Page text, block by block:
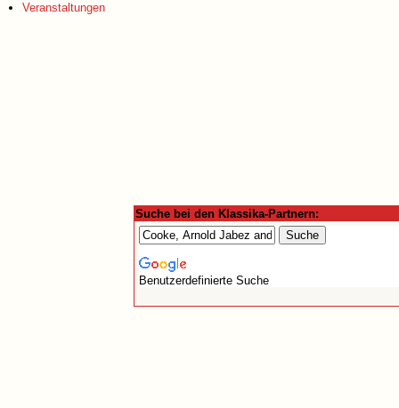
Veranstaltungen
Suche bei den Klassika-Partnern:
Benutzerdefinierte Suche